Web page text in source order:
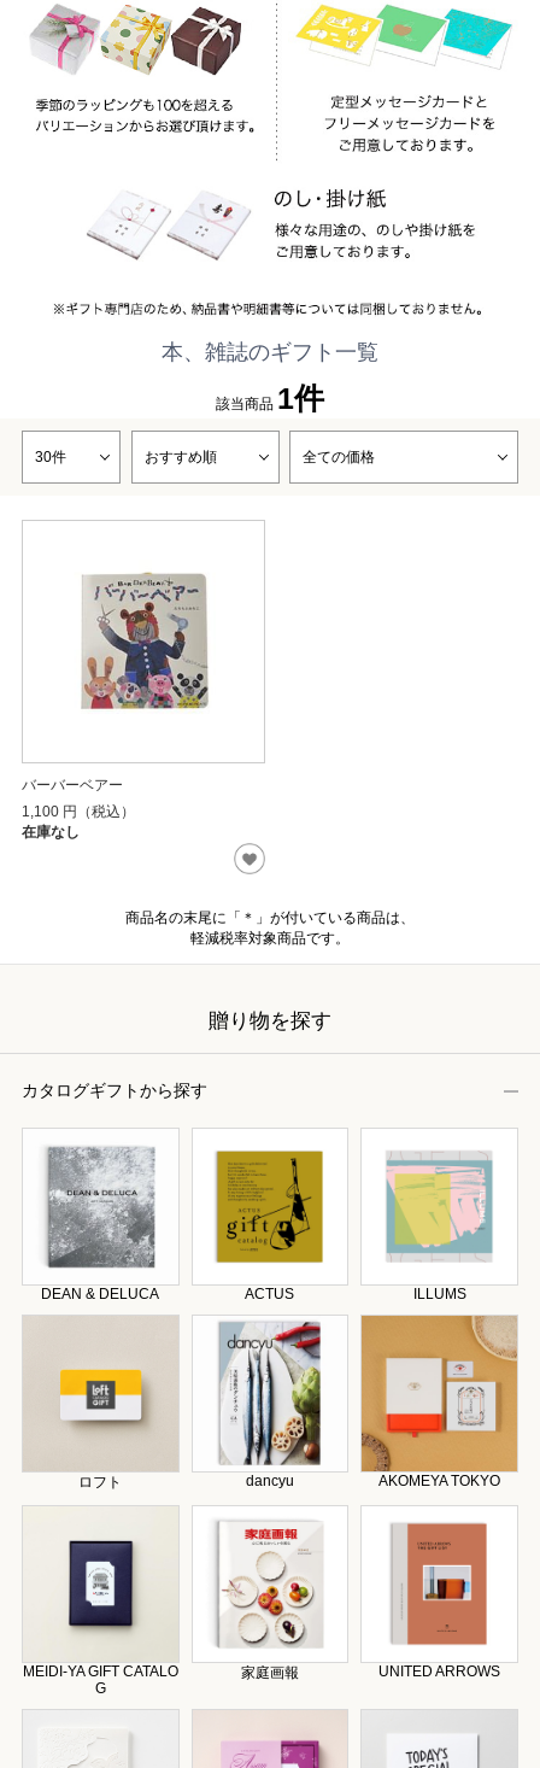
本、雑誌のギフト一覧
該当商品 1件
バーバーベアー
1,100 円（税込）
在庫なし
商品名の末尾に「＊」が付いている商品は、
軽減税率対象商品です。
贈り物を探す
カタログギフトから探す
DEAN & DELUCA ACTUS ILLUMS
ロフト dancyu AKOMEYA TOKYO
MEIDI-YA GIFT CATALO
G
家庭画報 UNITED ARROWS